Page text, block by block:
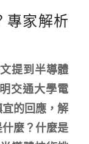
專家解析
提到半導體
交通大學電
的回應，解
麼？什麼是